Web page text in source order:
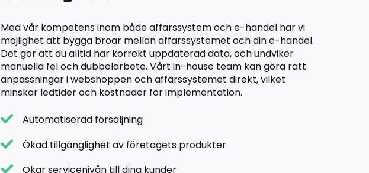
Med vår kompetens inom både affärssystem och e-handel har vi
möjlighet att bygga broar mellan affärssystemet och din e-handel.
Det gör att du alltid har korrekt uppdaterad data, och undviker
manuella fel och dubbelarbete. Vårt in-house team kan göra rätt
anpassningar i webshoppen och affärssystemet direkt, vilket
minskar ledtider och kostnader för implementation.
Automatiserad försäljning
Ökad tillgänglighet av företagets produkter
Ökar servicenivån till dina kunder